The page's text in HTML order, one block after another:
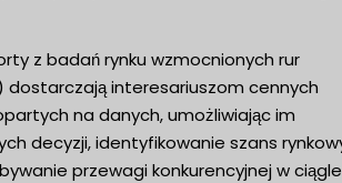
z badań rynku wzmocnionych rur
dostarczają interesariuszom cennych
na danych, umożliwiając im
decyzji, identyfikowanie szans
przewagi konkurencyjnej w ciągle